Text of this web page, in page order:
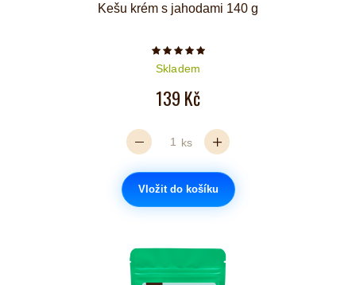
Kešu krém s jahodami 140 g
Počet hvězdiček je 5 z 5
Skladem
139 Kč
ks
Vložit do košíku